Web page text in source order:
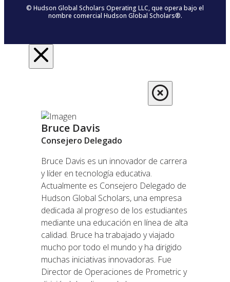
© Hudson Global Scholars Operating LLC, que opera bajo el
nombre comercial Hudson Global Scholars®.
Bruce Davis
Consejero Delegado
Bruce Davis es un innovador de carrera
y líder en tecnología educativa.
Actualmente es Consejero Delegado de
Hudson Global Scholars, una empresa
dedicada al progreso de los estudiantes
mediante una educación en línea de alta
calidad. Bruce ha trabajado y viajado
mucho por todo el mundo y ha dirigido
muchas iniciativas innovadoras. Fue
Director de Operaciones de Prometric y